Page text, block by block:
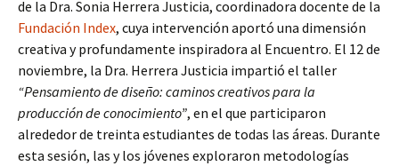
de la Dra. Sonia Herrera Justicia, coordinadora docente de la
Fundación Index, cuya intervención aportó una dimensión
creativa y profundamente inspiradora al Encuentro. El 12 de
noviembre, la Dra. Herrera Justicia impartió el taller
“Pensamiento de diseño: caminos creativos para la
producción de conocimiento”, en el que participaron
alrededor de treinta estudiantes de todas las áreas. Durante
esta sesión, las y los jóvenes exploraron metodologías